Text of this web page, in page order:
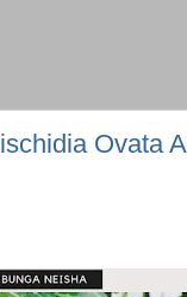
Ovata